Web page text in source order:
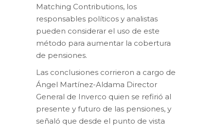
Matching Contributions, los
responsables políticos y analistas
pueden considerar el uso de este
método para aumentar la cobertura
de pensiones.
Las conclusiones corrieron a cargo de
Ángel Martínez-Aldama Director
General de Inverco quien se refirió al
presente y futuro de las pensiones, y
señaló que desde el punto de vista